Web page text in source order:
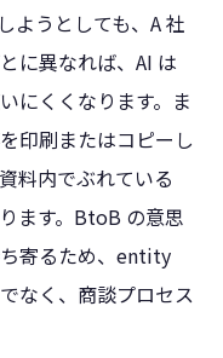
ようとしても、A 社
に異なれば、AI は
にくくなります。ま
印刷またはコピーし
料内でぶれている
ます。BtoB の意思
寄るため、entity
なく、商談プロセス